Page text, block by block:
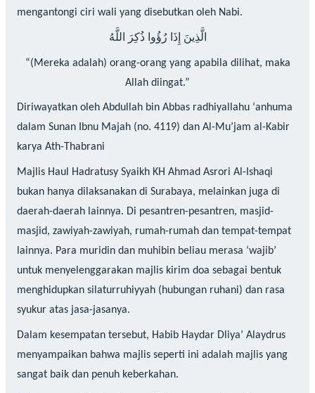
mengantongi ciri wali yang disebutkan oleh Nabi.
الَّذِينَ إِذَا رُؤُوا ذُكِرَ اللَّهُ
“(Mereka adalah) orang-orang yang apabila dilihat, maka
Allah diingat.”
Diriwayatkan oleh Abdullah bin Abbas radhiyallahu ‘anhuma
dalam Sunan Ibnu Majah (no. 4119) dan Al-Mu’jam al-Kabir
karya Ath-Thabrani
Majlis Haul Hadratusy Syaikh KH Ahmad Asrori Al-Ishaqi
bukan hanya dilaksanakan di Surabaya, melainkan juga di
daerah-daerah lainnya. Di pesantren-pesantren, masjid-
masjid, zawiyah-zawiyah, rumah-rumah dan tempat-tempat
lainnya. Para muridin dan muhibin beliau merasa ‘wajib’
untuk menyelenggarakan majlis kirim doa sebagai bentuk
menghidupkan silaturruhiyyah (hubungan ruhani) dan rasa
syukur atas jasa-jasanya.
Dalam kesempatan tersebut, Habib Haydar Dliya’ Alaydrus
menyampaikan bahwa majlis seperti ini adalah majlis yang
sangat baik dan penuh keberkahan.